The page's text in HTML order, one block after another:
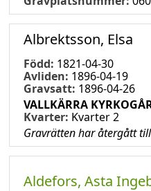
Albrektsson, Elsa
Född: 1821-04-30
Avliden: 1896-04-19
Gravsatt: 1896-04-26
VALLKÄRRA
Kvarter: Kvarter 2
Gravrätten har återgått
Aldefors, Asta